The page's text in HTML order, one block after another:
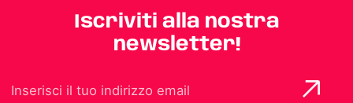
Iscriviti alla nostra
newsletter!